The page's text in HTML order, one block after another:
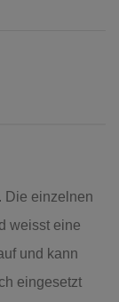
Die einzelnen
weisst eine
und kann
eingesetzt